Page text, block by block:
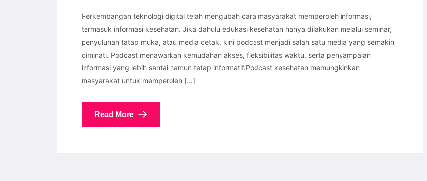
Perkembangan teknologi digital telah mengubah cara masyarakat memperoleh informasi,
termasuk informasi kesehatan. Jika dahulu edukasi kesehatan hanya dilakukan melalui seminar,
penyuluhan tatap muka, atau media cetak, kini podcast menjadi salah satu media yang semakin
diminati. Podcast menawarkan kemudahan akses, fleksibilitas waktu, serta penyampaian
informasi yang lebih santai namun tetap informatif.Podcast kesehatan memungkinkan
masyarakat untuk memperoleh […]
Read More